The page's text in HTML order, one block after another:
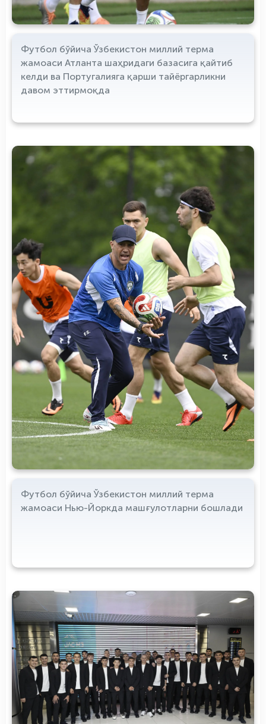
Футбол бўйича Ўзбекистон миллий терма
жамоаси Атланта шаҳридаги базасига қайтиб
келди ва Португалияга қарши тайёргарликни
давом эттирмоқда
Футбол бўйича Ўзбекистон миллий терма
жамоаси Нью-Йоркда машғулотларни бошлади